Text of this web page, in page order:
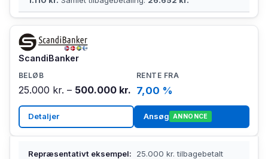
ScandiBanker
25.000 kr. – 500.000 kr. 7,00 %
Detaljer Ansøg ANNONCE
Repræsentativt eksempel:
25.000 kr. tilbagebetalt